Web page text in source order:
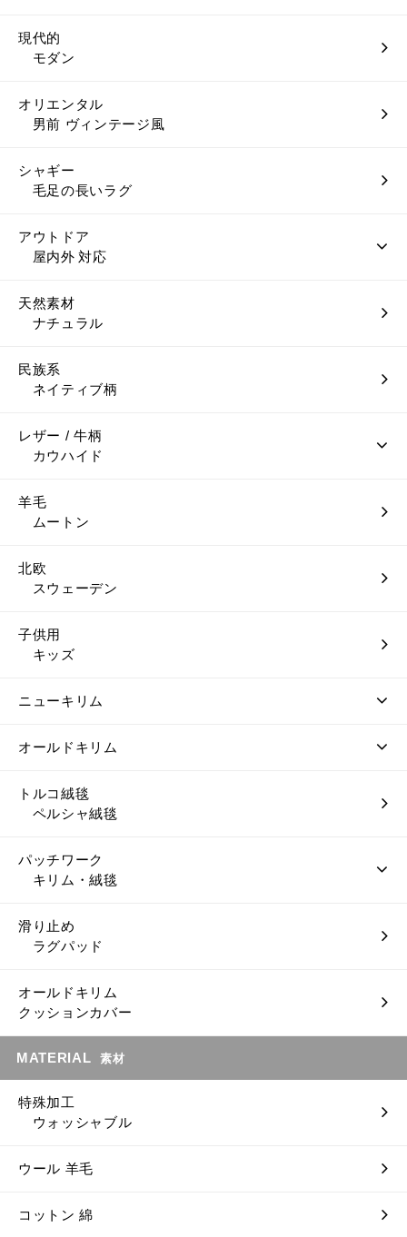
現代的
モダン
オリエンタル
男前 ヴィンテージ風
シャギー
毛足の長いラグ
アウトドア
屋内外 対応
天然素材
ナチュラル
民族系
ネイティブ柄
レザー / 牛柄
カウハイド
羊毛
ムートン
北欧
スウェーデン
子供用
キッズ
ニューキリム
オールドキリム
トルコ絨毯
ペルシャ絨毯
パッチワーク
キリム・絨毯
滑り止め
ラグパッド
オールドキリム
クッションカバー
MATERIAL 素材
特殊加工
ウォッシャブル
ウール 羊毛
コットン 綿